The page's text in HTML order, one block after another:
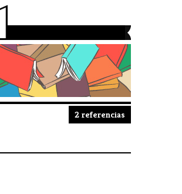
2 referencias